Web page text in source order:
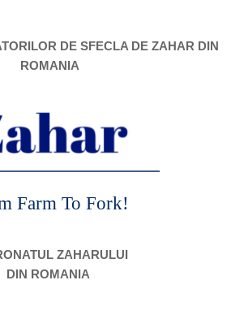
DE SFECLA DE ZAHAR DIN
ROMANIA
Farm To Fork!
ZAHARULUI
DIN ROMANIA